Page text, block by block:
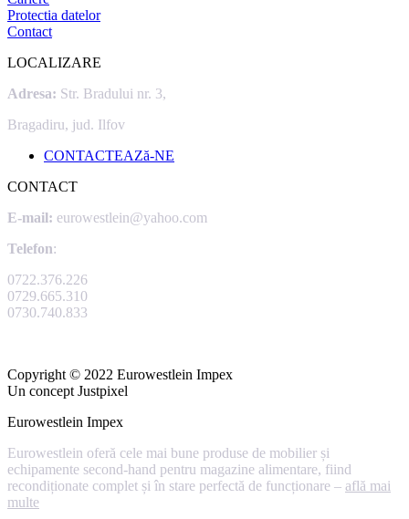
Protectia datelor
Contact
LOCALIZARE
Adresa: Str. Bradului nr. 3,
Bragadiru, jud. Ilfov
CONTACTEAZă-NE
CONTACT
E-mail: eurowestlein@yahoo.com
Telefon:
0722.376.226
0729.665.310
0730.740.833
Copyright © 2022 Eurowestlein Impex
Un concept Justpixel
Eurowestlein Impex
Eurowestlein oferă cele mai bune produse de mobilier și
echipamente second-hand pentru magazine alimentare, fiind
recondiționate complet și în stare perfectă de funcționare – află mai
multe